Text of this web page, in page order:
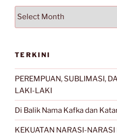
Arsip
TERKINI
PEREMPUAN, SUBLIMASI,
LAKI-LAKI
Di Balik Nama Kafka dan
KEKUATAN NARASI-